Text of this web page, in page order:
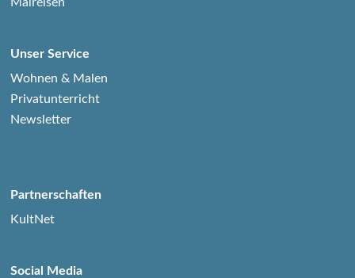
Unser Service
Wohnen & Malen
Privatunterricht
Newsletter
Partnerschaften
KultNet
Social Media